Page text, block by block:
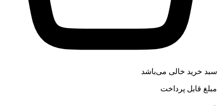
سبد خرید خالی می‌باشد
مبلغ قابل پرداخت